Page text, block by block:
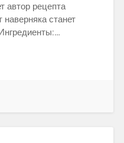
автор рецепта
наверняка станет